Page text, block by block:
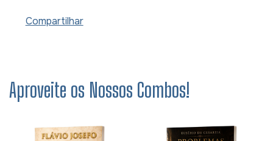
Compartilhar
Aproveite os Nossos Combos!